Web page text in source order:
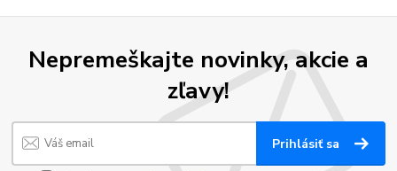
Nepremeškajte novinky, akcie a
zľavy!
Prihlásiť sa